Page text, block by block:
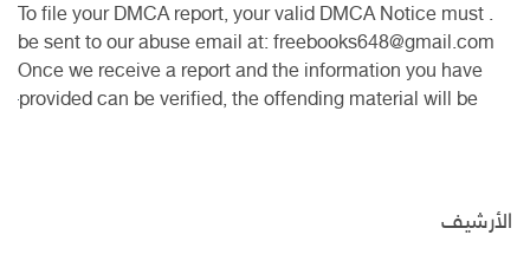
. To file your DMCA report, your valid DMCA Notice must
be sent to our abuse email at: freebooks648@gmail.com
Once we receive a report and the information you have
provided can be verified, the offending material will be
الأرشيف